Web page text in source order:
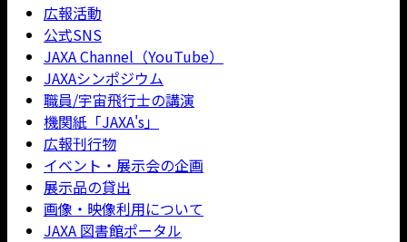
広報活動
公式SNS
JAXA Channel（YouTube）
JAXAシンポジウム
職員/宇宙飛行士の講演
機関紙「JAXA's」
広報刊行物
イベント・展示会の企画
展示品の貸出
画像・映像利用について
JAXA 図書館ポータル